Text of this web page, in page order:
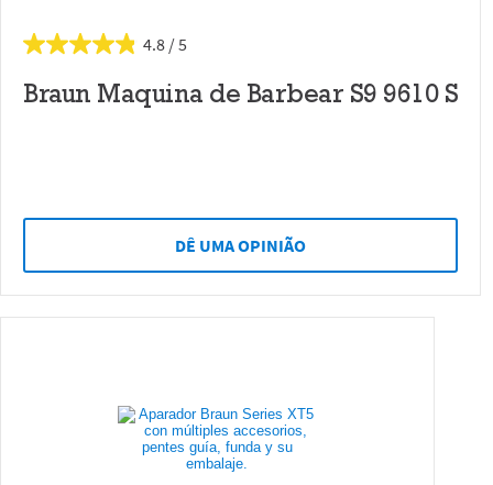
4.8
Braun Maquina de Barbear S9 9610 S
DÊ UMA OPINIÃO